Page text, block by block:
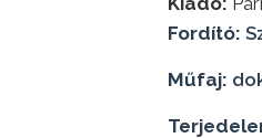
Fordító:
Műfaj: